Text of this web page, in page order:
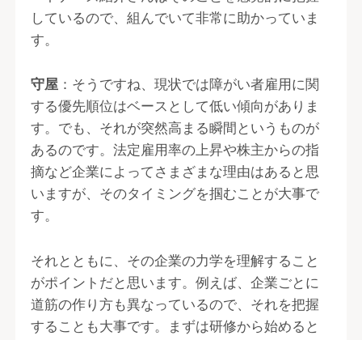
しているので、組んでいて非常に助かっていま
す。
守屋 ：そうですね、現状では障がい者雇用に関
する優先順位はベースとして低い傾向がありま
す。でも、それが突然高まる瞬間というものが
あるのです。法定雇用率の上昇や株主からの指
摘など企業によってさまざまな理由はあると思
いますが、そのタイミングを掴むことが大事で
す。
それとともに、その企業の力学を理解すること
がポイントだと思います。例えば、企業ごとに
道筋の作り方も異なっているので、それを把握
することも大事です。まずは研修から始めると